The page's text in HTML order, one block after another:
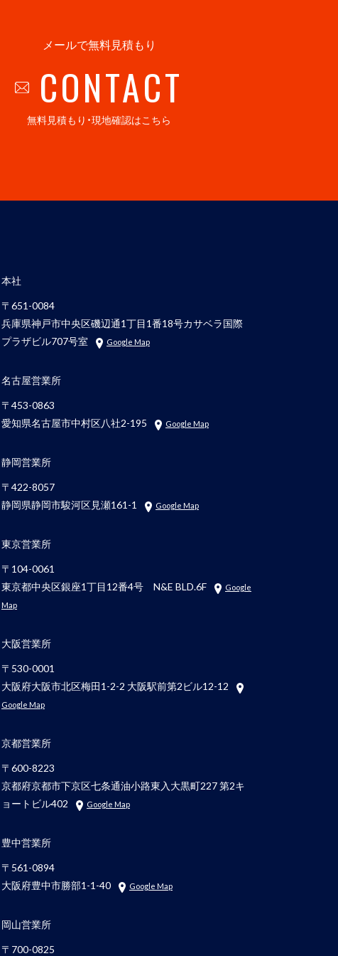
メールで無料見積もり
CONTACT
無料見積もり・現地確認はこちら
本社
〒651-0084
兵庫県神戸市中央区磯辺通1丁目1番18号カサベラ国際
プラザビル707号室
Google Map
名古屋営業所
〒453-0863
愛知県名古屋市中村区八社2-195
Google Map
静岡営業所
〒422-8057
静岡県静岡市駿河区見瀬161-1
Google Map
東京営業所
〒104-0061
東京都中央区銀座1丁目12番4号 N&E BLD.6F
Google
Map
大阪営業所
〒530-0001
大阪府大阪市北区梅田1-2-2 大阪駅前第2ビル12-12
Google Map
京都営業所
〒600-8223
京都府京都市下京区七条通油小路東入大黒町227 第2キ
ョートビル402
Google Map
豊中営業所
〒561-0894
大阪府豊中市勝部1-1-40
Google Map
岡山営業所
〒700-0825